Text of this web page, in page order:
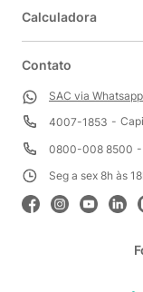
Calculadora
Contato
SAC via Whatsapp
4007-1853
0800-008 8500
Seg a sex 8h às